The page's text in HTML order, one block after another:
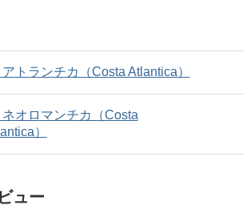
トランチカ（Costa Atlantica）
ネオロマンチカ（Costa
）
ュー